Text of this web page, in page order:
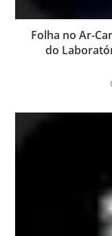
Folha no Ar-
do